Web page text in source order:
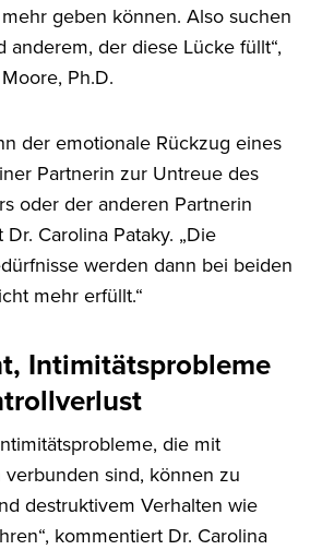
geben können. Also suchen
anderem, der diese Lücke füllt“,
Ph.D.
der emotionale Rückzug eines
Partnerin zur Untreue des
oder der anderen Partnerin
Carolina Pataky. „Die
werden dann bei beiden
mehr erfüllt.“
Intimitätsprobleme
die mit
sind, können zu
destruktivem Verhalten wie
kommentiert Dr. Carolina